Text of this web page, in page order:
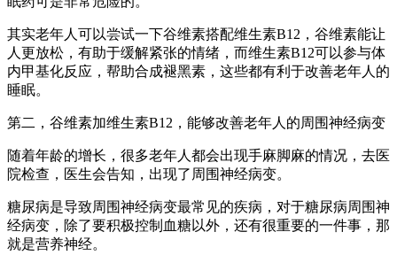
其实老年人可以尝试一下谷维素搭配维生素B12，谷维素能让
人更放松，有助于缓解紧张的情绪，而维生素B12可以参与体
内甲基化反应，帮助合成褪黑素，这些都有利于改善老年人的
睡眠。
第二，谷维素加维生素B12，能够改善老年人的周围神经病变
随着年龄的增长，很多老年人都会出现手麻脚麻的情况，去医
院检查，医生会告知，出现了周围神经病变。
糖尿病是导致周围神经病变最常见的疾病，对于糖尿病周围神
经病变，除了要积极控制血糖以外，还有很重要的一件事，那
就是营养神经。